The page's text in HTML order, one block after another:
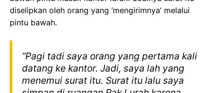
diselipkan oleh orang yang ‘mengirimnya’ melalui
pintu bawah.
“Pagi tadi saya orang yang pertama kali
datang ke kantor. Jadi, saya lah yang
menemui surat itu. Surat itu lalu saya